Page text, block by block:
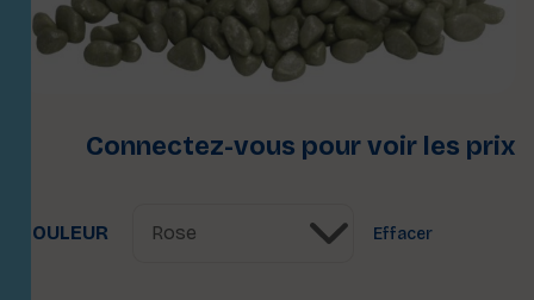
Connectez-vous pour voir les prix
COULEUR Effacer